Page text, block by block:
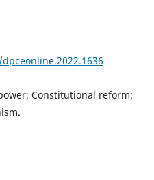
Constitutional reform;